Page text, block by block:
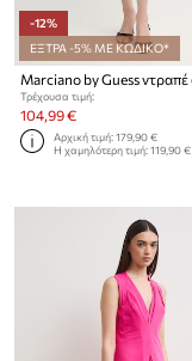
-12%
ΕΞΤΡΑ -5% ΜΕ ΚΩΔΙΚΟ*
Τρέχουσα τιμή:
104,99 €
Αρχική τιμή:179,90 €
Η χαμηλότερη τιμή:119,90 €